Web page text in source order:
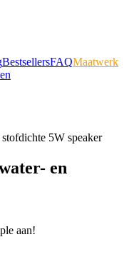
BestsellersFAQMaatwerk
5W speaker
en
aan!